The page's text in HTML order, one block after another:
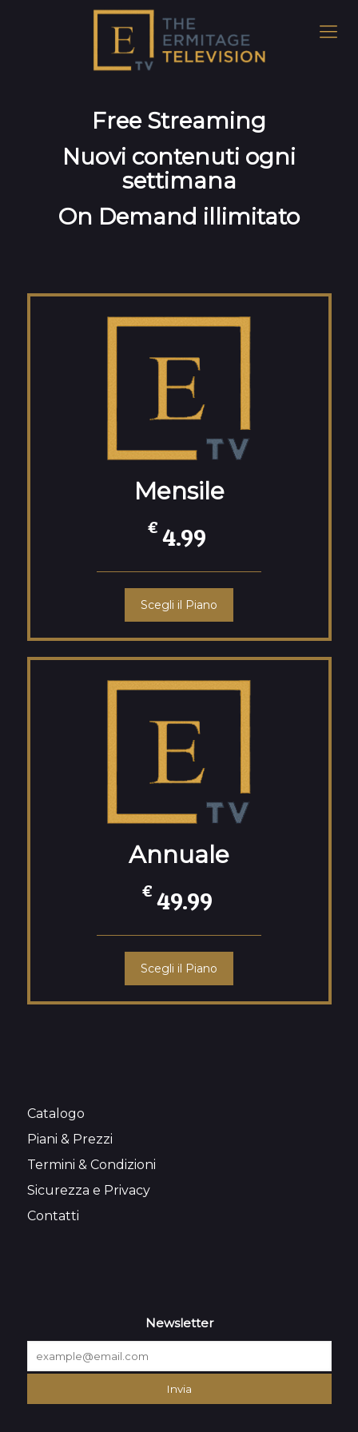
Free Streaming
Nuovi contenuti ogni
settimana
On Demand illimitato
Mensile
€ 4.99
Scegli il Piano
Annuale
€ 49.99
Scegli il Piano
Catalogo
Piani & Prezzi
Termini & Condizioni
Sicurezza e Privacy
Contatti
Newsletter